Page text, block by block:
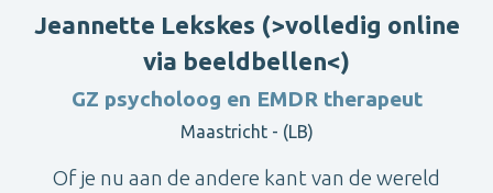
Jeannette Lekskes (>volledig online
via beeldbellen<)
GZ psycholoog en EMDR therapeut
Maastricht - (LB)
Of je nu aan de andere kant van de wereld